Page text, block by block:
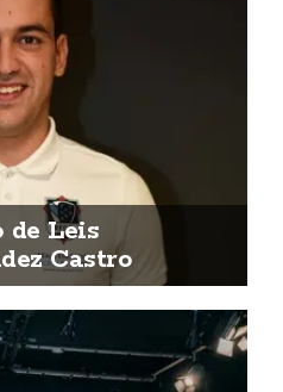
Leis
Castro